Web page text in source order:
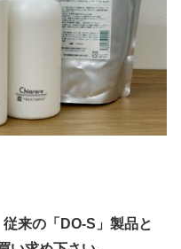
従来の「DO-S」製品と